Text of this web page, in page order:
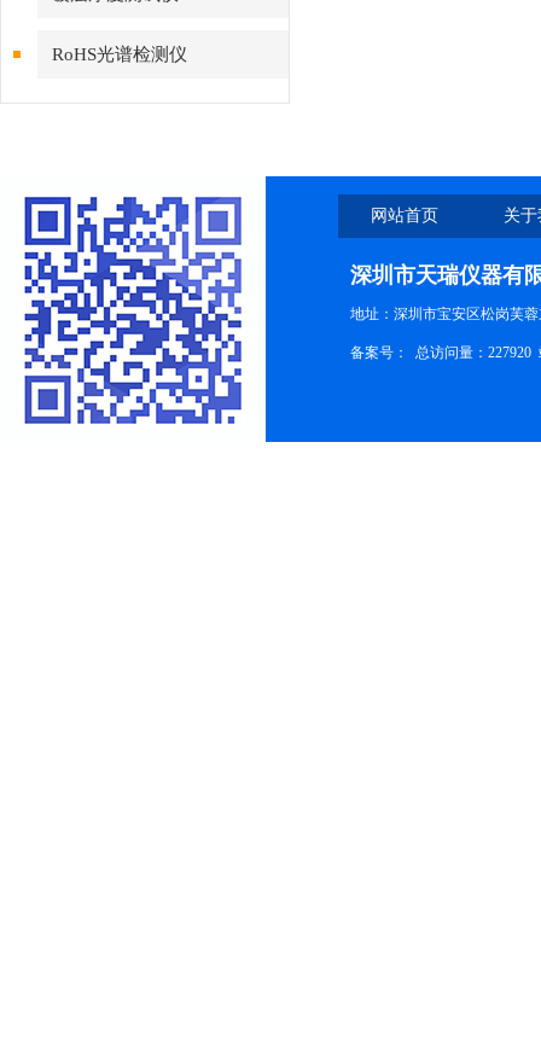
RoHS光谱检测仪
网站首页 关
深圳市天瑞仪器有
地址：深圳市宝安区松岗芙
备案号： 总访问量：227920